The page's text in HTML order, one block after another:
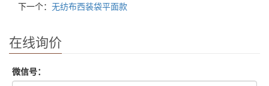
下一个： 无纺布西装袋平面款
在线询价
微信号：